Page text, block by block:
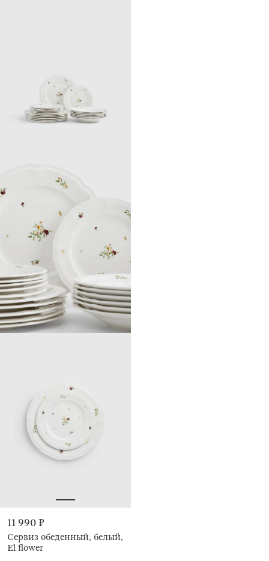
11 990 ₽
Сервиз обеденный, белый,
El flower